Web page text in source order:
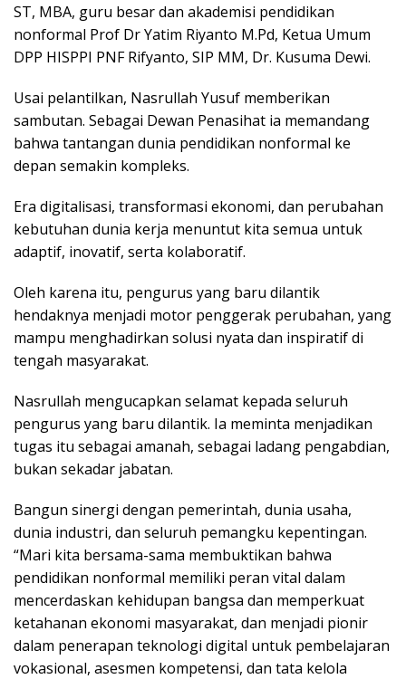
ST, MBA, guru besar dan akademisi pendidikan
nonformal Prof Dr Yatim Riyanto M.Pd, Ketua Umum
DPP HISPPI PNF Rifyanto, SIP MM, Dr. Kusuma Dewi.
Usai pelantilkan, Nasrullah Yusuf memberikan
sambutan. Sebagai Dewan Penasihat ia memandang
bahwa tantangan dunia pendidikan nonformal ke
depan semakin kompleks.
Era digitalisasi, transformasi ekonomi, dan perubahan
kebutuhan dunia kerja menuntut kita semua untuk
adaptif, inovatif, serta kolaboratif.
Oleh karena itu, pengurus yang baru dilantik
hendaknya menjadi motor penggerak perubahan, yang
mampu menghadirkan solusi nyata dan inspiratif di
tengah masyarakat.
Nasrullah mengucapkan selamat kepada seluruh
pengurus yang baru dilantik. Ia meminta menjadikan
tugas itu sebagai amanah, sebagai ladang pengabdian,
bukan sekadar jabatan.
Bangun sinergi dengan pemerintah, dunia usaha,
dunia industri, dan seluruh pemangku kepentingan.
“Mari kita bersama-sama membuktikan bahwa
pendidikan nonformal memiliki peran vital dalam
mencerdaskan kehidupan bangsa dan memperkuat
ketahanan ekonomi masyarakat, dan menjadi pionir
dalam penerapan teknologi digital untuk pembelajaran
vokasional, asesmen kompetensi, dan tata kelola